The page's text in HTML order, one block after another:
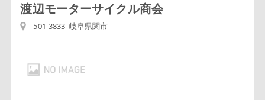
渡辺モーターサイクル商会
501-3833 岐阜県関市